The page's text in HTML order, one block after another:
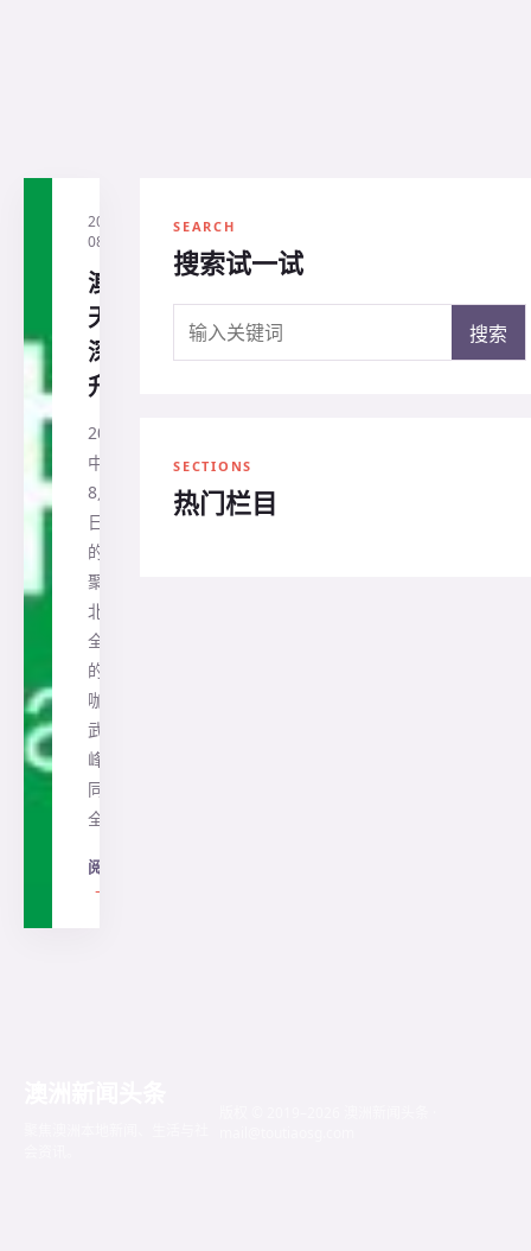
2019-
08-03
澳洲8
天7晚
深度游
升级啦
2019·8·13
中国·枝江
8月13
日，行业
的目光将
聚焦在湖
北枝江，
全国各地
的农资大
咖将齐聚
武汉中农
峰会，共
同见证
全…
阅读全文
→
SEARCH
搜索试一试
搜索关键词
搜索
SECTIONS
热门栏目